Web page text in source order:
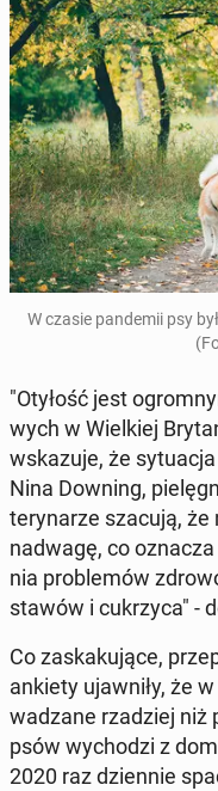
W czasie pan­de­mii psy
"Otyłość jest
wych w Wiel­kiej
wska­zu­je, że
Nina Downing,
te­ry­na­rze szacują, że
nadwagę, co
nia pro­ble­mów
stawów i cu­krzy­ca" -
Co za­ska­ku­ją­ce,
ankiety ujaw­ni­ły, że
wa­dza­ne rza­dziej niż
psów wy­cho­dzi z
2020 raz dzien­nie